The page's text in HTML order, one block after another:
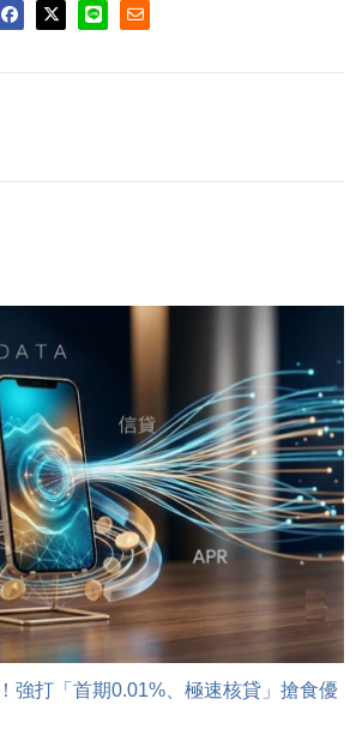
強打「首期0.01%、極速核貸」搶食優